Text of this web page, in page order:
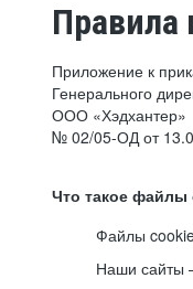
Правила
Приложение к
Генерального
ООО «Хэдхантер»
№ 02/05-ОД от
Что такое файлы
Файлы
Наши сайты